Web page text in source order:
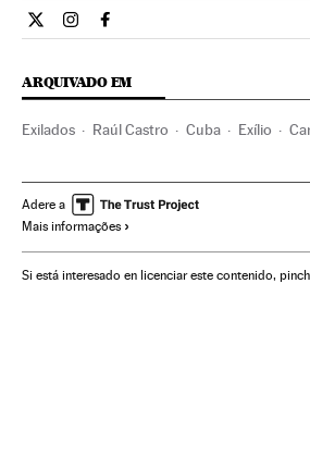
Internacional El País Brasil en Twitter
Internacional El País Brasil en
Internacional El País Brasil
ARQUIVADO EM
Exilados Raúl Castro Cuba Exílio
Conflitos políticos América
Adere a
Mais informações
Si está interesado en licenciar este contenido,